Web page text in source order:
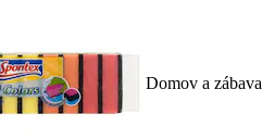
Domov a zábava